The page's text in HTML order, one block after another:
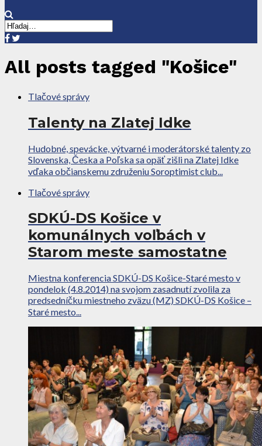
All posts tagged "Košice"
Tlačové správy
Talenty na Zlatej Idke
Hudobné, spevácke, výtvarné i moderátorské talenty zo
Slovenska, Česka a Poľska sa opäť zišli na Zlatej Idke
vďaka občianskemu združeniu Soroptimist club...
Tlačové správy
SDKÚ-DS Košice v
komunálnych voľbách v
Starom meste samostatne
Miestna konferencia SDKÚ-DS Košice-Staré mesto v
pondelok (4.8.2014) na svojom zasadnutí zvolila za
predsedníčku miestneho zväzu (MZ) SDKÚ-DS Košice –
Staré mesto...